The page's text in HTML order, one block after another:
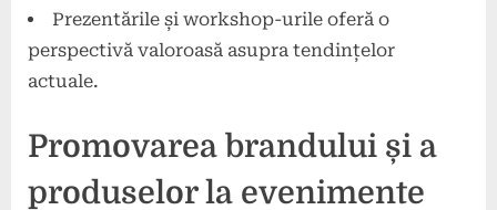
Prezentările și workshop-urile oferă o
perspectivă valoroasă asupra tendințelor
actuale.
Promovarea brandului și a
produselor la evenimente